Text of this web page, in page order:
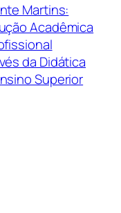
Martins:
Acadêmica
da Didática
Superior